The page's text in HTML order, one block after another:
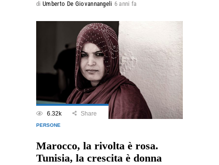
di Umberto De Giovannangeli 6 anni fa
6.32k Share
PERSONE
Marocco, la rivolta è rosa.
Tunisia, la crescita è donna